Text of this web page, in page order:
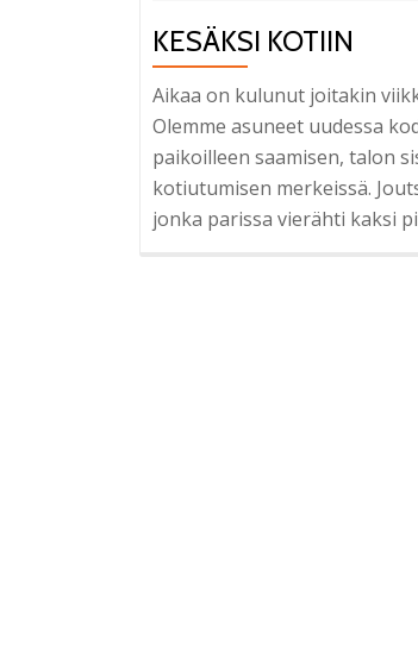
KESÄKSI KOTIIN
Aikaa on kulunut joitakin
Olemme asuneet uudessa
paikoilleen saamisen, talon
kotiutumisen merkeissä.
jonka parissa vierähti kaksi